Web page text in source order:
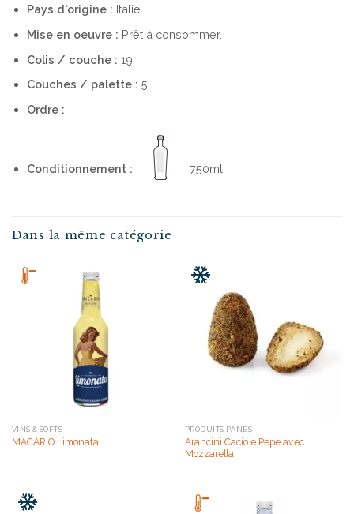
Pays d'origine : Italie
Mise en oeuvre : Prêt à consommer.
Colis / couche : 19
Couches / palette : 5
Ordre :
Conditionnement : 750ml
Dans la même catégorie
VINS & SOFTS
MACARIO Limonata
PRODUITS PANÉS
Arancini Cacio e Pepe avec
Mozzarella